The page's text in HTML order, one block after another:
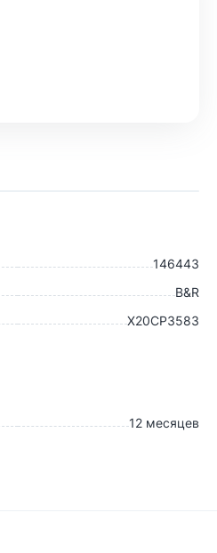
146443
B&R
X20CP3583
12 месяцев